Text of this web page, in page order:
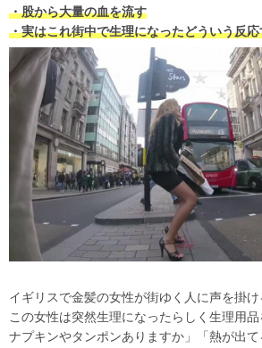
・股から大量の血を流す
・実はこれ街中で生理になったどういう反
イギリスで金髪の女性が街ゆく人に声を掛け
この女性は突然生理になったらしく生理用
ナプキンやタンポンありますか」「熱が出て